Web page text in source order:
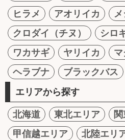
ヒラメ
アオリイカ
メ
クロダイ（チヌ）
シロ
ワカサギ
ヤリイカ マ
ヘラブナ
ブラックバス
エリアから探す
北海道 東北エリア
甲信越エリア
北陸エリ